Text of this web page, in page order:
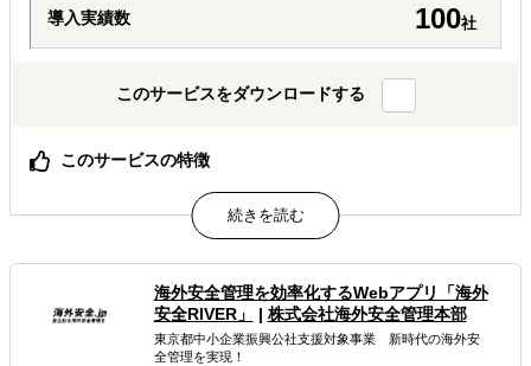
導入実績数 100社
このサービスをダウンロードする
このサービスの特徴
インバウンド対策、海外観光客の動向調査
海外市場調査・マーケティング
海外テストマーケティング・簡易調査
海外安全管理を効率化するWebアプリ「海外
安全RIVER」
| 株式会社海外安全管理本部
東京都中小企業振興公社支援対象事業 新時代の海外安
全管理を実現！